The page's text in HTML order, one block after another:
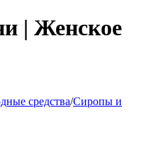
| Женское
средства/Сиропы и